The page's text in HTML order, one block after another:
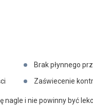
Brak płynnego
Zaświecenie
i nie powinny być